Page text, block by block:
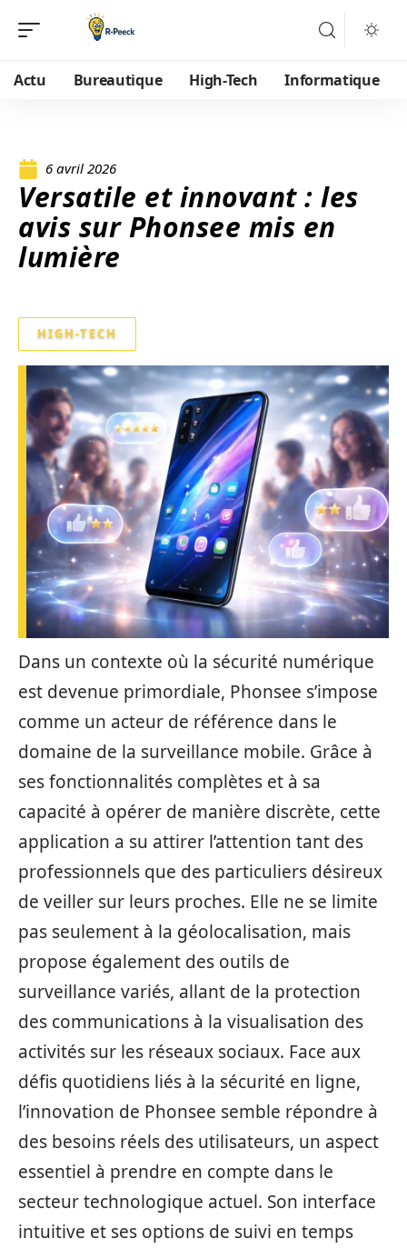
Actu Bureautique High-Tech Informatique
6 avril 2026
Versatile et innovant : les
avis sur Phonsee mis en
lumière
HIGH-TECH
Dans un contexte où la sécurité numérique
est devenue primordiale, Phonsee s’impose
comme un acteur de référence dans le
domaine de la surveillance mobile. Grâce à
ses fonctionnalités complètes et à sa
capacité à opérer de manière discrète, cette
application a su attirer l’attention tant des
professionnels que des particuliers désireux
de veiller sur leurs proches. Elle ne se limite
pas seulement à la géolocalisation, mais
propose également des outils de
surveillance variés, allant de la protection
des communications à la visualisation des
activités sur les réseaux sociaux. Face aux
défis quotidiens liés à la sécurité en ligne,
l’innovation de Phonsee semble répondre à
des besoins réels des utilisateurs, un aspect
essentiel à prendre en compte dans le
secteur technologique actuel. Son interface
intuitive et ses options de suivi en temps